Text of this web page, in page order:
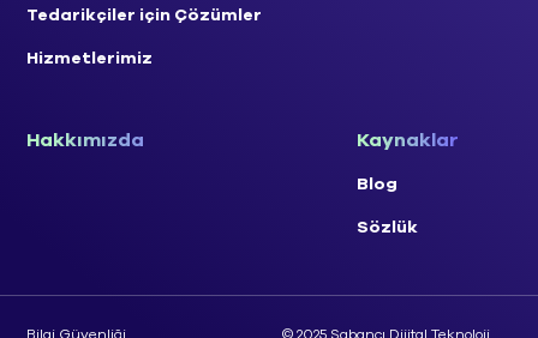
Tedarikçiler için Çözümler
Hizmetlerimiz
Hakkımızda Kaynaklar
Blog
Sözlük